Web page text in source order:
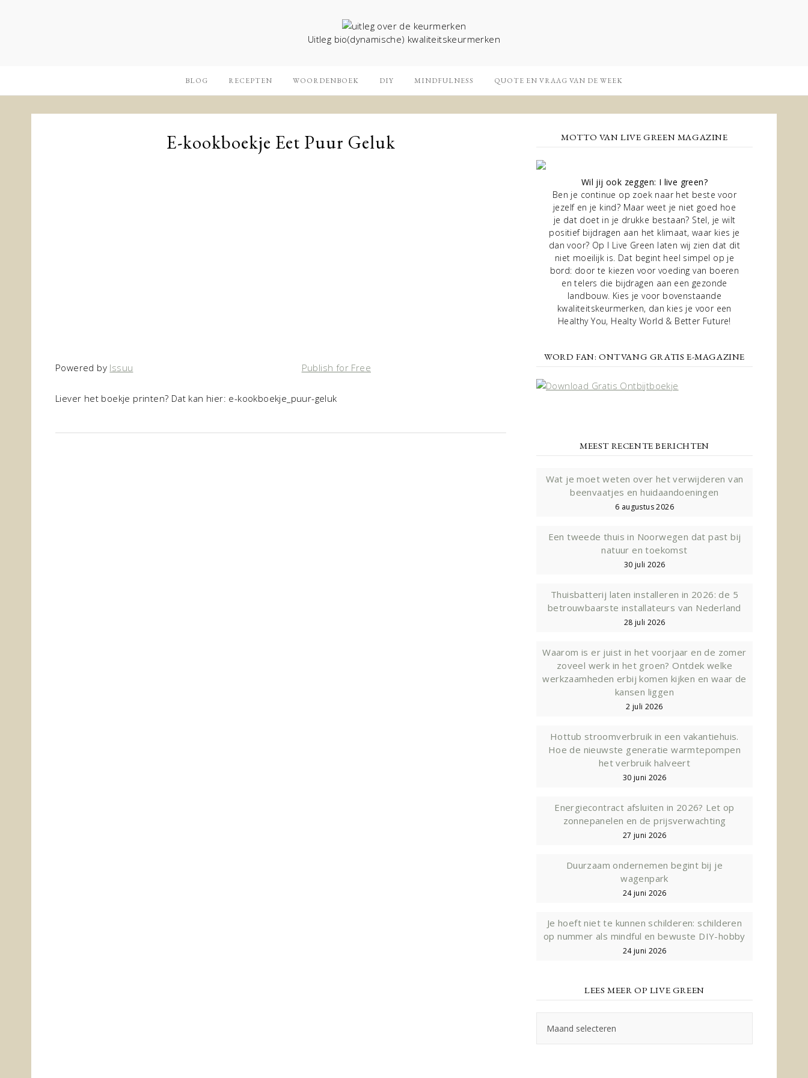
Uitleg bio(dynamische) kwaliteitskeurmerken
BLOG RECEPTEN WOORDENBOEK DIY MINDFULNESS QUOTE EN VRAAG VAN DE WEEK
E-kookboekje Eet Puur Geluk
Powered by Issuu Publish for Free
Liever het boekje printen? Dat kan hier: e-kookboekje_puur-geluk
MOTTO VAN LIVE GREEN MAGAZINE
Wil jij ook zeggen: I live green?
Ben je continue op zoek naar het beste voor
jezelf en je kind? Maar weet je niet goed hoe
je dat doet in je drukke bestaan? Stel, je wilt
positief bijdragen aan het klimaat, waar kies je
dan voor? Op I Live Green laten wij zien dat dit
niet moeilijk is. Dat begint heel simpel op je
bord: door te kiezen voor voeding van boeren
en telers die bijdragen aan een gezonde
landbouw. Kies je voor bovenstaande
kwaliteitskeurmerken, dan kies je voor een
Healthy You, Healty World & Better Future!
WORD FAN: ONTVANG GRATIS E-MAGAZINE
MEEST RECENTE BERICHTEN
Wat je moet weten over het verwijderen van
beenvaatjes en huidaandoeningen
6 augustus 2026
Een tweede thuis in Noorwegen dat past bij
natuur en toekomst
30 juli 2026
Thuisbatterij laten installeren in 2026: de 5
betrouwbaarste installateurs van Nederland
28 juli 2026
Waarom is er juist in het voorjaar en de zomer
zoveel werk in het groen? Ontdek welke
werkzaamheden erbij komen kijken en waar de
kansen liggen
2 juli 2026
Hottub stroomverbruik in een vakantiehuis.
Hoe de nieuwste generatie warmtepompen
het verbruik halveert
30 juni 2026
Energiecontract afsluiten in 2026? Let op
zonnepanelen en de prijsverwachting
27 juni 2026
Duurzaam ondernemen begint bij je
wagenpark
24 juni 2026
Je hoeft niet te kunnen schilderen: schilderen
op nummer als mindful en bewuste DIY-hobby
24 juni 2026
LEES MEER OP LIVE GREEN
meer